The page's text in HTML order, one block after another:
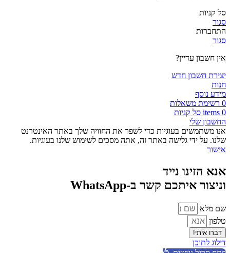
סל קניות
סגור
התחברות
סגור
אין חשבון עדיין?
יצירת חשבון חדש
חנות
מידע נוסף
0 רשימת משאלות
0
items סל קניות
החשבון שלי
אנו משתמשים בעוגיות כדי לשפר את החוויה שלך באתר האינטרנט
שלנו. על ידי גלישה באתר זה, אתה מסכים לשימוש שלנו בעוגיות.
אישור
אנא הזינו נייד
וניצור איתכם קשר ב-WhatsApp
שם מלא
טלפון
דברו איתי!
דילוג לתוכן